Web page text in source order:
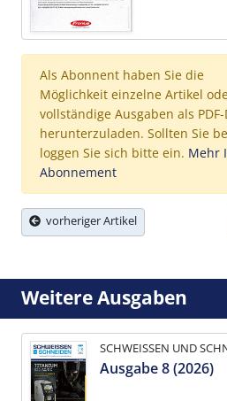
Als Abonnent haben Sie die
Möglichkeit einzelne Artikel
vollständige Ausgaben als
herunterzuladen. Sollten Sie
loggen Sie sich bitte ein. Mehr
Abonnement
vorheriger Artikel
Weitere Ausgaben
SCHWEISSEN UND
Ausgabe 8 (2026)